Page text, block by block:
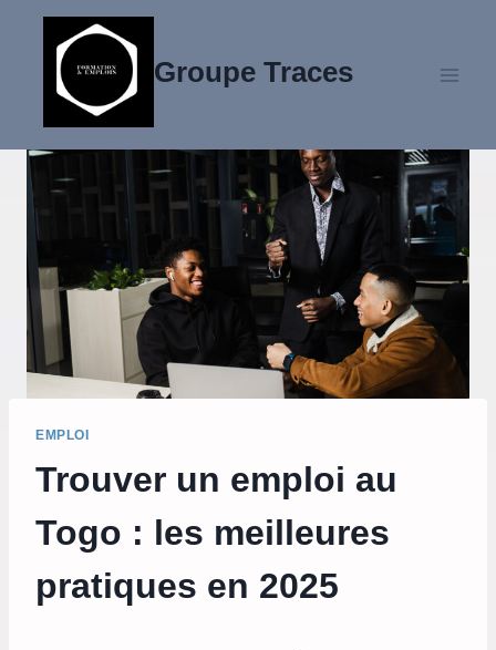
contenu
Groupe Traces
EMPLOI
Trouver un emploi au
Togo : les meilleures
pratiques en 2025